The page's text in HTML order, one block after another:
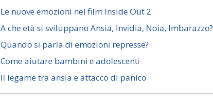
Le nuove emozioni nel film Inside Out 2
A che età si sviluppano Ansia, Invidia, Noia, Imbarazzo?
Quando si parla di emozioni represse?
Come aiutare bambini e adolescenti
Il legame tra ansia e attacco di panico